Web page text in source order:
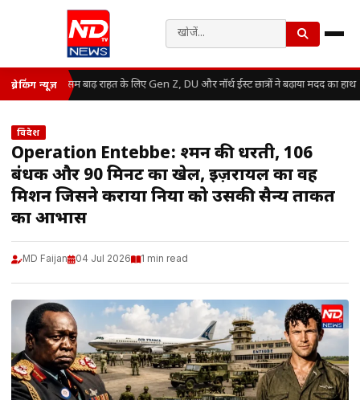
ब्रेकिंग न्यूज़असम बाढ़ राहत के लिए Gen Z, DU और नॉर्थ ईस्ट छात्रों ने बढ़ाया मदद का हाथ
विदेश
Operation Entebbe: दुश्मन की धरती, 106
बंधक और 90 मिनट का खेल, इज़रायल का वह
मिशन जिसने कराया दुनिया को उसकी सैन्य ताकत
का आभास
MD Faijan 04 Jul 2026 1 min read